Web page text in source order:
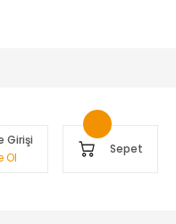
Girişi
Ol
Sepet